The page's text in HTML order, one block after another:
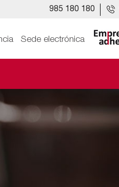
985 180 180
Sede electrónica